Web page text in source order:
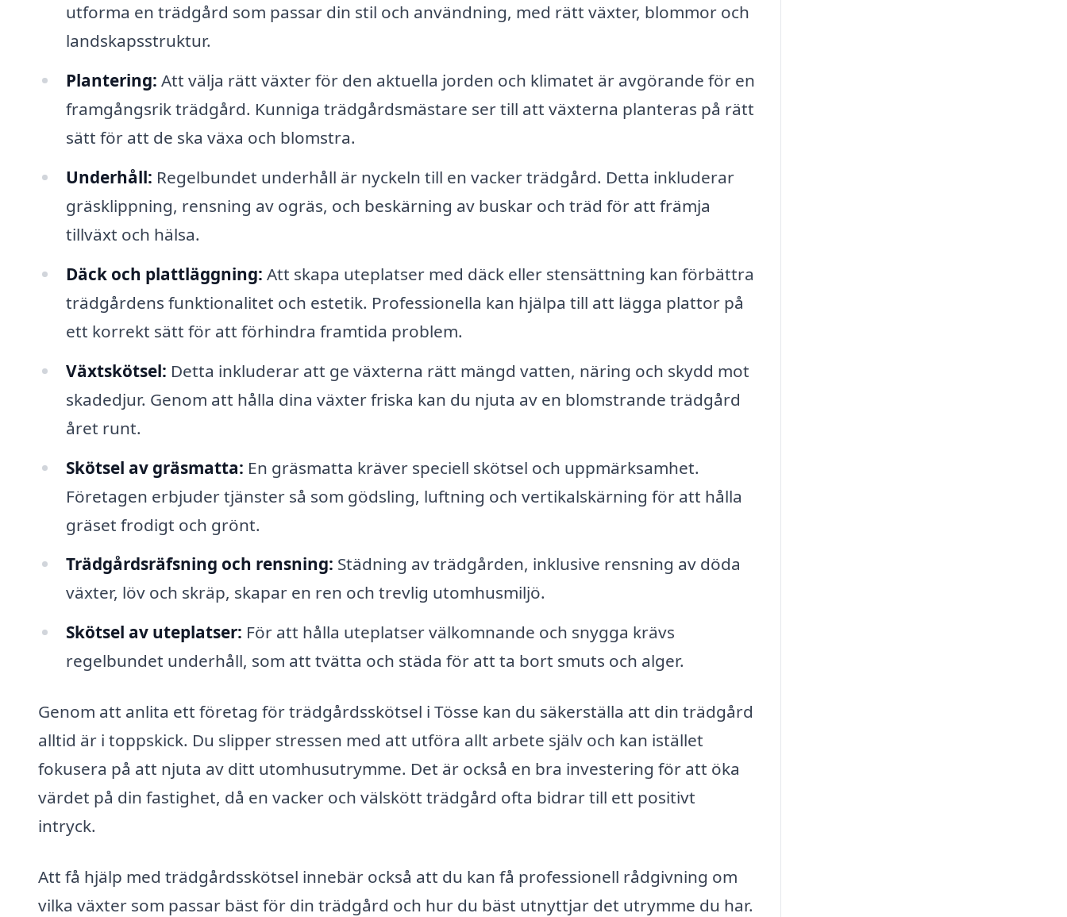
utforma en trädgård som passar din stil och användning, med rätt växter, blommor och
landskapsstruktur.
Plantering: Att välja rätt växter för den aktuella jorden och klimatet är avgörande för en
framgångsrik trädgård. Kunniga trädgårdsmästare ser till att växterna planteras på rätt
sätt för att de ska växa och blomstra.
Underhåll: Regelbundet underhåll är nyckeln till en vacker trädgård. Detta inkluderar
gräsklippning, rensning av ogräs, och beskärning av buskar och träd för att främja
tillväxt och hälsa.
Däck och plattläggning: Att skapa uteplatser med däck eller stensättning kan förbättra
trädgårdens funktionalitet och estetik. Professionella kan hjälpa till att lägga plattor på
ett korrekt sätt för att förhindra framtida problem.
Växtskötsel: Detta inkluderar att ge växterna rätt mängd vatten, näring och skydd mot
skadedjur. Genom att hålla dina växter friska kan du njuta av en blomstrande trädgård
året runt.
Skötsel av gräsmatta: En gräsmatta kräver speciell skötsel och uppmärksamhet.
Företagen erbjuder tjänster så som gödsling, luftning och vertikalskärning för att hålla
gräset frodigt och grönt.
Trädgårdsräfsning och rensning: Städning av trädgården, inklusive rensning av döda
växter, löv och skräp, skapar en ren och trevlig utomhusmiljö.
Skötsel av uteplatser: För att hålla uteplatser välkomnande och snygga krävs
regelbundet underhåll, som att tvätta och städa för att ta bort smuts och alger.
Genom att anlita ett företag för trädgårdsskötsel i Tösse kan du säkerställa att din trädgård
alltid är i toppskick. Du slipper stressen med att utföra allt arbete själv och kan istället
fokusera på att njuta av ditt utomhusutrymme. Det är också en bra investering för att öka
värdet på din fastighet, då en vacker och välskött trädgård ofta bidrar till ett positivt
intryck.
Att få hjälp med trädgårdsskötsel innebär också att du kan få professionell rådgivning om
vilka växter som passar bäst för din trädgård och hur du bäst utnyttjar det utrymme du har.